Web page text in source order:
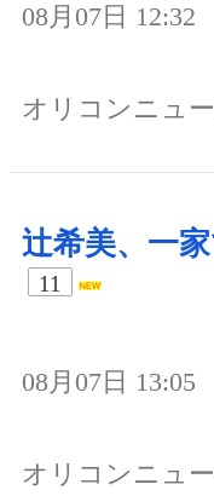
08月07日 12:32
オリコンニュ
辻希美、一
11
08月07日 13:05
オリコンニュ